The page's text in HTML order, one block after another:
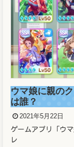
ウマ娘に親の
は誰？
2021年5月22日
ゲームアプリ「ウ
レ